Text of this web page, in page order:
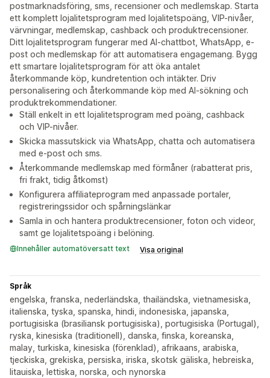
postmarknadsföring, sms, recensioner och medlemskap. Starta
ett komplett lojalitetsprogram med lojalitetspoäng, VIP-nivåer,
värvningar, medlemskap, cashback och produktrecensioner.
Ditt lojalitetsprogram fungerar med AI-chattbot, WhatsApp, e-
post och medlemskap för att automatisera engagemang. Bygg
ett smartare lojalitetsprogram för att öka antalet
återkommande köp, kundretention och intäkter. Driv
personalisering och återkommande köp med AI-sökning och
produktrekommendationer.
Ställ enkelt in ett lojalitetsprogram med poäng, cashback
och VIP-nivåer.
Skicka massutskick via WhatsApp, chatta och automatisera
med e-post och sms.
Återkommande medlemskap med förmåner (rabatterat pris,
fri frakt, tidig åtkomst)
Konfigurera affiliateprogram med anpassade portaler,
registreringssidor och spårningslänkar
Samla in och hantera produktrecensioner, foton och videor,
samt ge lojalitetspoäng i belöning.
Innehåller automatöversatt text Visa original
Språk
engelska, franska, nederländska, thailändska, vietnamesiska,
italienska, tyska, spanska, hindi, indonesiska, japanska,
portugisiska (brasiliansk portugisiska), portugisiska (Portugal),
ryska, kinesiska (traditionell), danska, finska, koreanska,
malay, turkiska, kinesiska (förenklad), afrikaans, arabiska,
tjeckiska, grekiska, persiska, iriska, skotsk gäliska, hebreiska,
litauiska, lettiska, norska, och nynorska